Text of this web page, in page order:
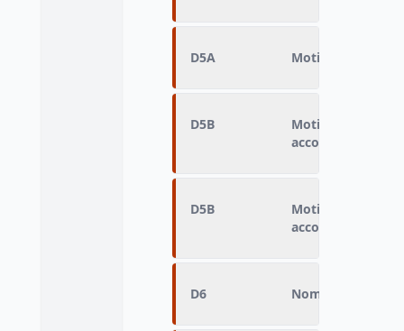
D5A Motif
D5B
Motif Destination
accompagnée
D5B
Motif Destination
accompagnée
D6 Nombre d’arrêts